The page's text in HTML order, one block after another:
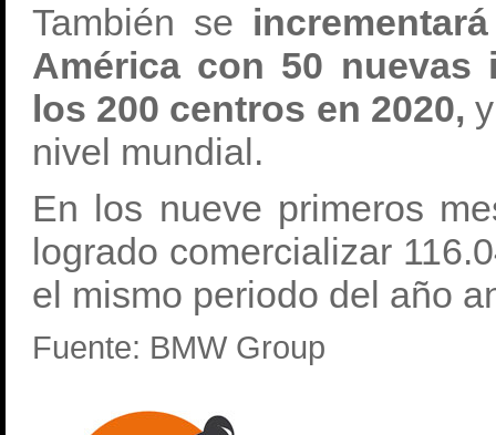
También se
América con 50 nuevas
los 200 centros en 2020,
nivel mundial.
En los nueve primeros
logrado comercializar
el mismo periodo del año
Fuente: BMW Group